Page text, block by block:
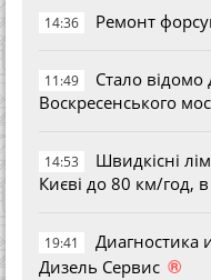
14:36 Ремонт
11:49
Стало відомо
Воскресенського
14:53
Швидкісні
Києві до 80 км/год,
19:41
Диагностика
Дизель Сервис ®